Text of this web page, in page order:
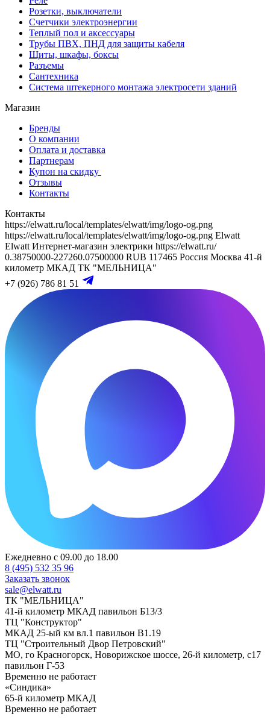
Розетки, выключатели
Счетчики электроэнергии
Теплый пол и аксессуары
Трубы ПВХ, ПНД для защиты кабеля
Щиты, шкафы, боксы
Разъемы
Сантехника
Система штекерного монтажа электросети зданий
Магазин
Бренды
О компании
Оплата и доставка
Партнерам
Купон на скидку
Отзывы
Контакты
Контакты
https://elwatt.ru/local/templates/elwatt/img/logo-og.png
https://elwatt.ru/local/templates/elwatt/img/logo-og.png Elwatt
Elwatt Интернет-магазин электрики https://elwatt.ru/
0.38750000-227260.07500000 RUB 117465 Россия Москва 41-й
километр МКАД ТК "МЕЛЬНИЦА"
+7 (926) 786 81 51
Ежедневно с 09.00 до 18.00
8 (495) 532 35 96
Заказать звонок
sale@elwatt.ru
ТК "МЕЛЬНИЦА"
41-й километр МКАД павильон Б13/3
ТЦ "Конструктор"
МКАД 25-ый км вл.1 павильон В1.19
ТЦ "Строительный Двор Петровский"
МО, го Красногорск, Новорижское шоссе, 26-й километр, с17
павильон Г-53
Временно не работает
«Синдика»
65-й километр МКАД
Временно не работает